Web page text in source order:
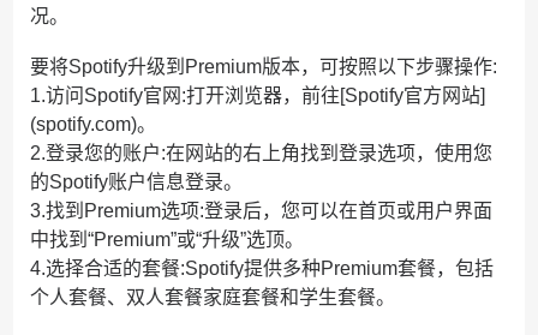
况。
要将Spotify升级到Premium版本，可按照以下步骤操作:
1.访问Spotify官网:打开浏览器，前往[Spotify官方网站]
(spotify.com)。
2.登录您的账户:在网站的右上角找到登录选项，使用您
的Spotify账户信息登录。
3.找到Premium选项:登录后，您可以在首页或用户界面
中找到“Premium”或“升级”选顶。
4.选择合适的套餐:Spotify提供多种Premium套餐，包括
个人套餐、双人套餐家庭套餐和学生套餐。